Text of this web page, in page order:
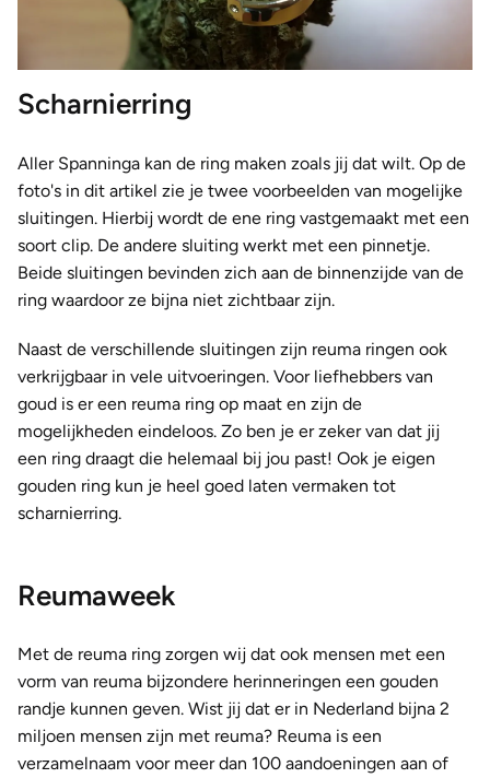
Scharnierring
Aller Spanninga kan de ring maken zoals jij dat wilt. Op de
foto's in dit artikel zie je twee voorbeelden van mogelijke
sluitingen. Hierbij wordt de ene ring vastgemaakt met een
soort clip. De andere sluiting werkt met een pinnetje.
Beide sluitingen bevinden zich aan de binnenzijde van de
ring waardoor ze bijna niet zichtbaar zijn.
Naast de verschillende sluitingen zijn reuma ringen ook
verkrijgbaar in vele uitvoeringen. Voor liefhebbers van
goud is er een reuma ring op maat en zijn de
mogelijkheden eindeloos. Zo ben je er zeker van dat jij
een ring draagt die helemaal bij jou past! Ook je eigen
gouden ring kun je heel goed laten vermaken tot
scharnierring.
Reumaweek
Met de reuma ring zorgen wij dat ook mensen met een
vorm van reuma bijzondere herinneringen een gouden
randje kunnen geven. Wist jij dat er in Nederland bijna 2
miljoen mensen zijn met reuma? Reuma is een
verzamelnaam voor meer dan 100 aandoeningen aan of